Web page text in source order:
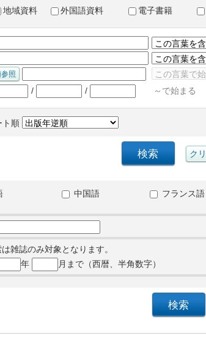
地域資料 外国語資料 電子書籍
/ / ～で始まる
ト順
中国語 フランス語
雑誌のみ対象となります。
年 月まで（西暦、半角数字）